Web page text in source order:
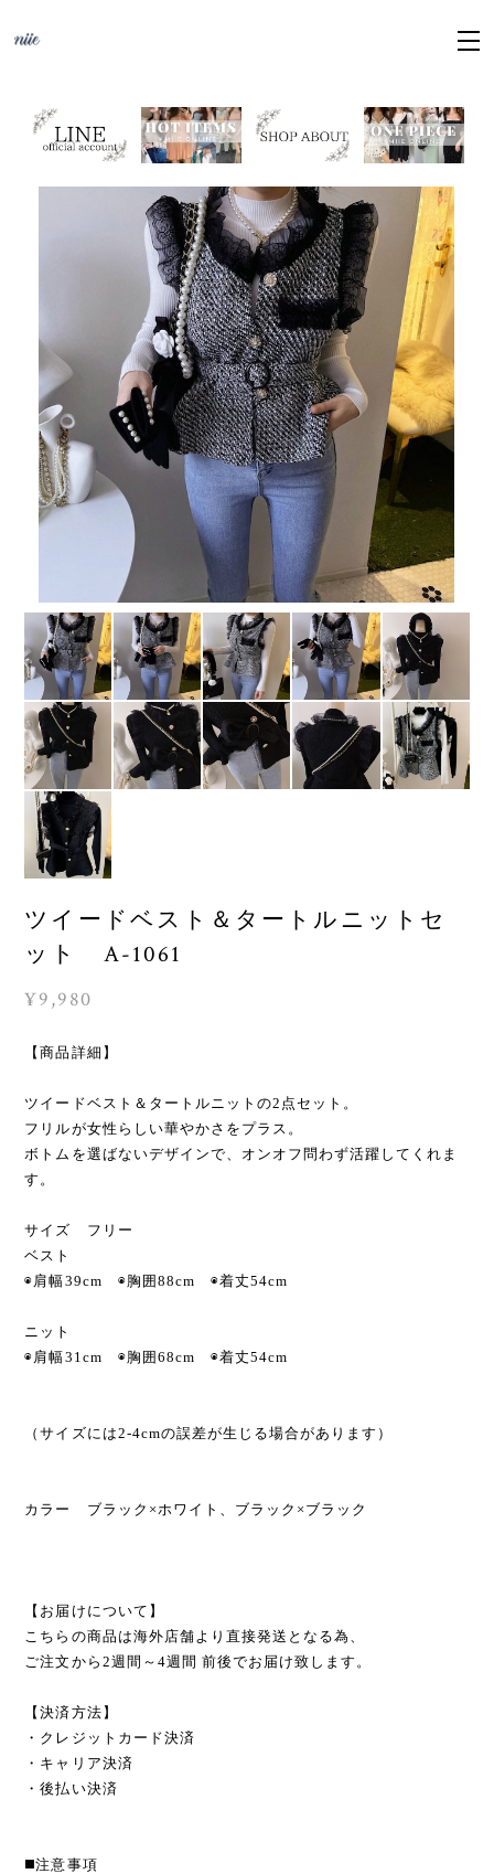
ツイードベスト＆タートルニットセ
ット A-1061
¥9,980
【商品詳細】
ツイードベスト＆タートルニットの2点セット。
フリルが女性らしい華やかさをプラス。
ボトムを選ばないデザインで、オンオフ問わず活躍してくれま
す。
サイズ フリー
ベスト
◉肩幅39cm ◉胸囲88cm ◉着丈54cm
ニット
◉肩幅31cm ◉胸囲68cm ◉着丈54cm
（サイズには2-4cmの誤差が生じる場合があります）
カラー ブラック×ホワイト、ブラック×ブラック
【お届けについて】
こちらの商品は海外店舗より直接発送となる為、
ご注文から2週間～4週間 前後でお届け致します。
【決済方法】
・クレジットカード決済
・キャリア決済
・後払い決済
◼️注意事項